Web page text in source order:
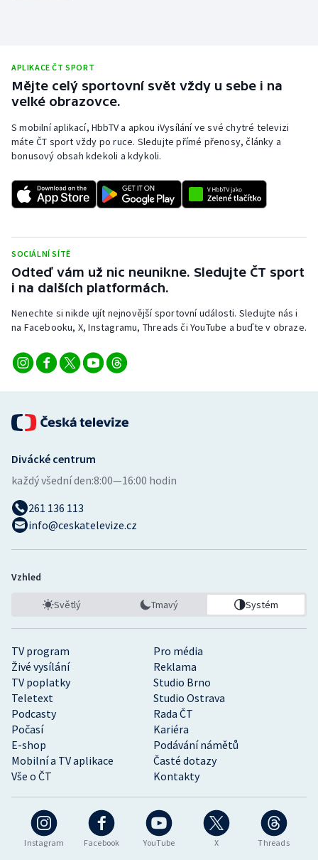
Krasobruslení
Lezení
Lyže a snowboard
Motorsport
Parasport
Plavání
Rychlobruslení
Short track
Sportovní střelba
Stolní tenis
Vodní slalom
Volejbal
Ostatní
APLIKACE ČT SPORT
Mějte celý sportovní svět vždy u sebe i na
velké obrazovce.
S mobilní aplikací, HbbTV a apkou iVysílání ve své chytré televizi
máte ČT sport vždy po ruce. Sledujte přímé přenosy, články a
bonusový obsah kdekoli a kdykoli.
SOCIÁLNÍ SÍTĚ
Odteď vám už nic neunikne. Sledujte ČT sport
i na dalších platformách.
Nenechte si nikde ujít nejnovější sportovní události. Sledujte nás i
na Facebooku, X, Instagramu, Threads či YouTube a buďte v obraze.
Instagram Facebook YouTube X Threads
TV program
Pro média
Živé vysílání
Reklama
TV poplatky
Studio Brno
Teletext
Studio Ostrava
Podcasty
Rada ČT
Počasí
Kariéra
E-shop
Podávání námětů
Mobilní a TV aplikace
Časté dotazy
Vše o ČT
Kontakty
Divácké centrum
každý všední den:8:00—16:00 hodin
261 136 113
info@ceskatelevize.cz
Vzhled
Světlý Tmavý Systém